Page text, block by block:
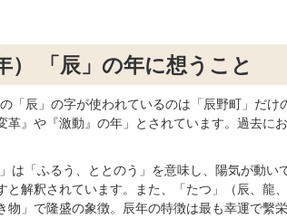
） 「辰」の年に想うこと
「辰」の字が使われているのは「辰野町」だけ
革』や『激動』の年」とされています。過去に
は「ふるう、ととのう」を意味し、陽気が動い
と解釈されています。また、「たつ」（辰、龍
物」で隆盛の象徴。辰年の特徴は最も幸運で繫